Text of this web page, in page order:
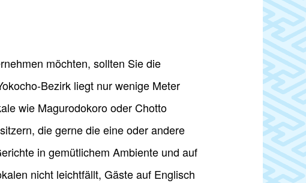
möchten, sollten Sie die
Bezirk liegt nur wenige Meter
wie Magurodokoro oder Chotto
die gerne die eine oder andere
in gemütlichem Ambiente und auf
nicht leichtfällt, Gäste auf Englisch